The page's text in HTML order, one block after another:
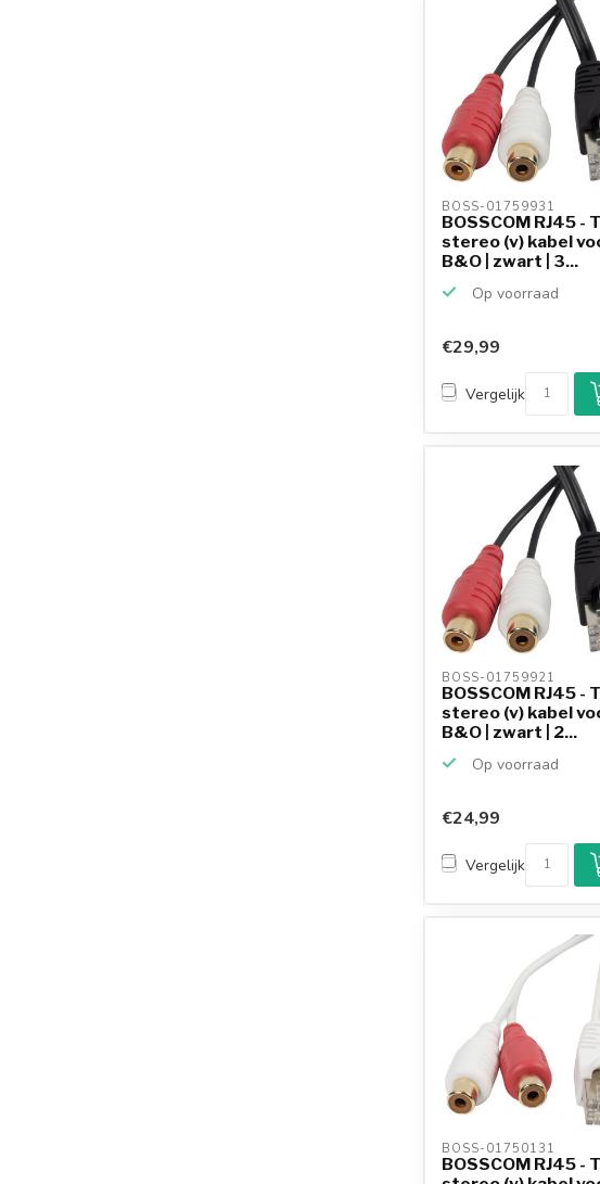
BOSS-01759931
BOSSCOM RJ45 -
stereo (v) kabel
B&O | zwart | 3...
Op voorraad
€29,99
Vergelijk
BOSS-01759921
BOSSCOM RJ45 -
stereo (v) kabel
B&O | zwart | 2...
Op voorraad
€24,99
Vergelijk
BOSS-01750131
BOSSCOM RJ45 -